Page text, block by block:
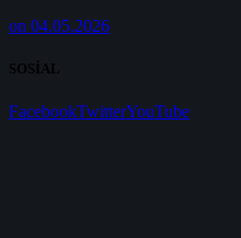
on 04.05.2026
SOSİAL
FacebookTwitterYouTube